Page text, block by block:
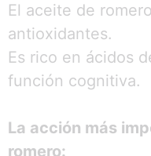
El aceite de
antioxidantes.
Es rico en ácidos
función cognitiva.
La acción más
romero: